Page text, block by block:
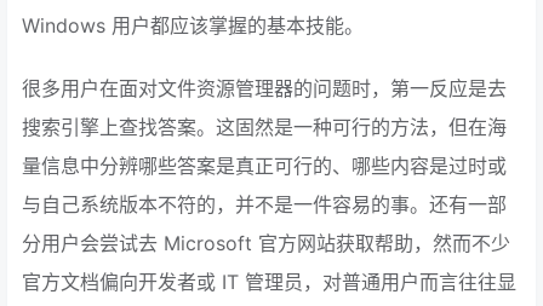
Windows 用户都应该掌握的基本技能。
很多用户在面对文件资源管理器的问题时，第一反应是去
搜索引擎上查找答案。这固然是一种可行的方法，但在海
量信息中分辨哪些答案是真正可行的、哪些内容是过时或
与自己系统版本不符的，并不是一件容易的事。还有一部
分用户会尝试去 Microsoft 官方网站获取帮助，然而不少
官方文档偏向开发者或 IT 管理员，对普通用户而言往往显